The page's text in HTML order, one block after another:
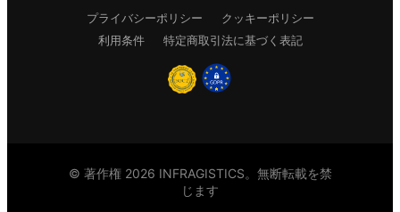
プライバシーポリシー
クッキーポリシー
利用条件
特定商取引法に基づく表記
© 著作権 2026 INFRAGISTICS。無断転載を禁
じます